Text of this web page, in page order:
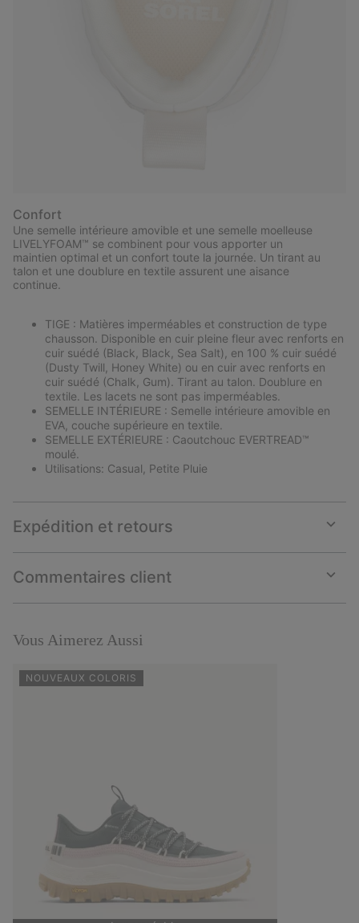
Confort
Une semelle intérieure amovible et une semelle moelleuse
LIVELYFOAM™ se combinent pour vous apporter un
maintien optimal et un confort toute la journée. Un tirant au
talon et une doublure en textile assurent une aisance
continue.
TIGE : Matières imperméables et construction de type
chausson. Disponible en cuir pleine fleur avec renforts en
cuir suédé (Black, Black, Sea Salt), en 100 % cuir suédé
(Dusty Twill, Honey White) ou en cuir avec renforts en
cuir suédé (Chalk, Gum). Tirant au talon. Doublure en
textile. Les lacets ne sont pas imperméables.
SEMELLE INTÉRIEURE : Semelle intérieure amovible en
EVA, couche supérieure en textile.
SEMELLE EXTÉRIEURE : Caoutchouc EVERTREAD™
moulé.
Utilisations: Casual, Petite Pluie
Expédition et retours
or
Commentaires client
or
Vous Aimerez Aussi
NOUVEAUX COLORIS